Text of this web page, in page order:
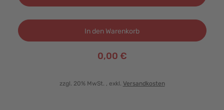
In den Warenkorb
0,00 €
zzgl. 20% MwSt. , exkl. Versandkosten